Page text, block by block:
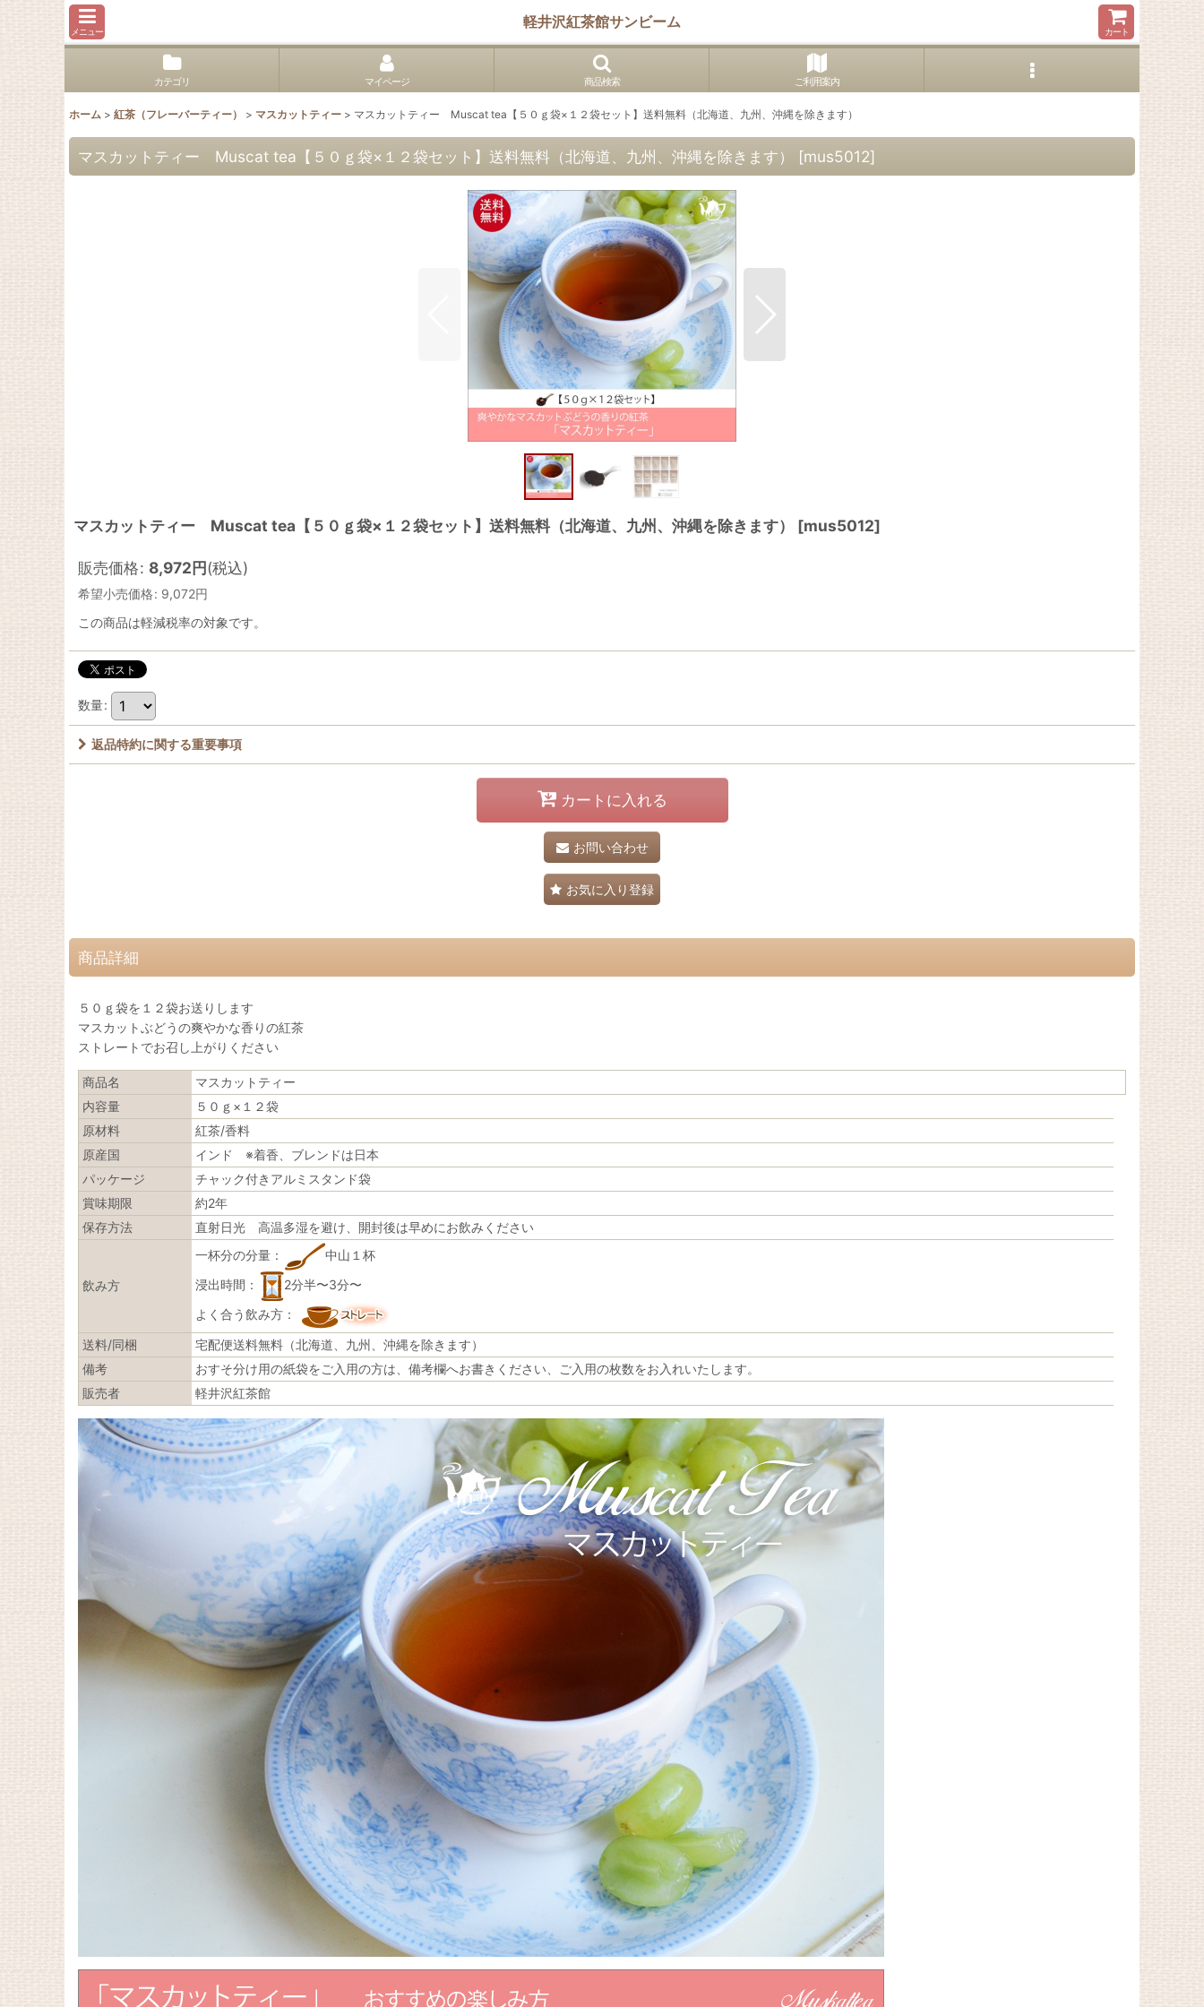
メニュー
軽井沢紅茶館サンビーム
カート
カテゴリ マイページ 商品検索 ご利用案内
ホーム > 紅茶（フレーバーティー） > マスカットティー > マスカットティー Muscat tea【５０ｇ袋×１２袋セット】送料無料（北海道、九州、沖縄を除きます）
マスカットティー Muscat tea【５０ｇ袋×１２袋セット】送料無料（北海道、九州、沖縄を除きます） [mus5012]
マスカットティー Muscat tea【５０ｇ袋×１２袋セット】送料無料（北海道、九州、沖縄を除きます） [mus5012]
販売価格: 8,972円(税込)
希望小売価格: 9,072円
この商品は軽減税率の対象です。
数量:
返品特約に関する重要事項
カートに入れる
お問い合わせ
お気に入り登録
商品詳細
５０ｇ袋を１２袋お送りします
マスカットぶどうの爽やかな香りの紅茶
ストレートでお召し上がりください
商品名
マスカットティー
内容量
５０ｇ×１２袋
原材料
紅茶/香料
原産国
インド ※着香、ブレンドは日本
パッケージ
チャック付きアルミスタンド袋
賞味期限
約2年
保存方法
直射日光 高温多湿を避け、開封後は早めにお飲みください
飲み方
一杯分の分量：
中山１杯
浸出時間：
2分半〜3分〜
よく合う飲み方：
送料/同梱
宅配便送料無料（北海道、九州、沖縄を除きます）
備考
おすそ分け用の紙袋をご入用の方は、備考欄へお書きください、ご入用の枚数をお入れいたします。
販売者
軽井沢紅茶館